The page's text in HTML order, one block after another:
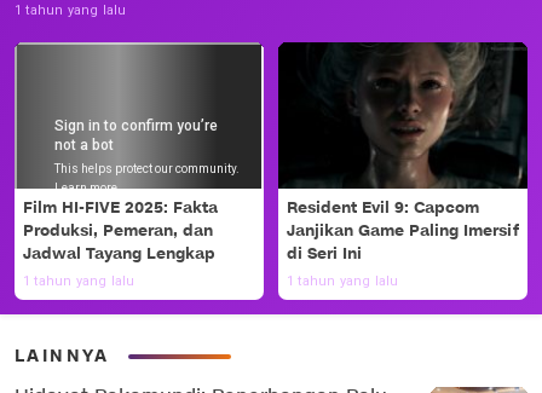
1 tahun yang lalu
Film HI-FIVE 2025: Fakta
Produksi, Pemeran, dan
Jadwal Tayang Lengkap
1 tahun yang lalu
Resident Evil 9: Capcom
Janjikan Game Paling Imersif
di Seri Ini
1 tahun yang lalu
LAINNYA